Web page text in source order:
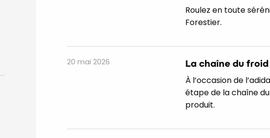
Roulez en toute
Forestier.
20 mai 2026 La chaîne du
À l’occasion de
étape de la chaîne
produit.